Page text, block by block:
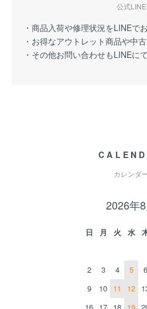
公式LINE
・商品入荷や修理状況をLINEで
・お得なアウトレット商品や中
・その他お問い合わせもLINEに
カレンダ
2026年8
日 月 火 水
2
3 4 5 6
9
10 11 12